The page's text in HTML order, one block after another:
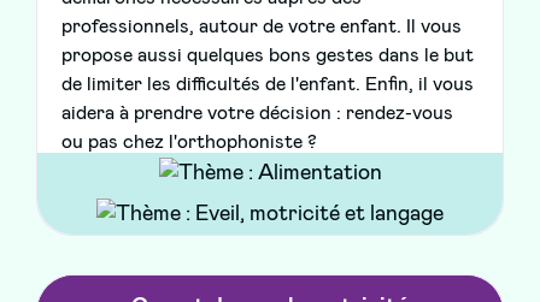
professionnels, autour de votre enfant. Il vous
propose aussi quelques bons gestes dans le but
de limiter les difficultés de l'enfant. Enfin, il vous
aidera à prendre votre décision : rendez-vous
ou pas chez l'orthophoniste ?